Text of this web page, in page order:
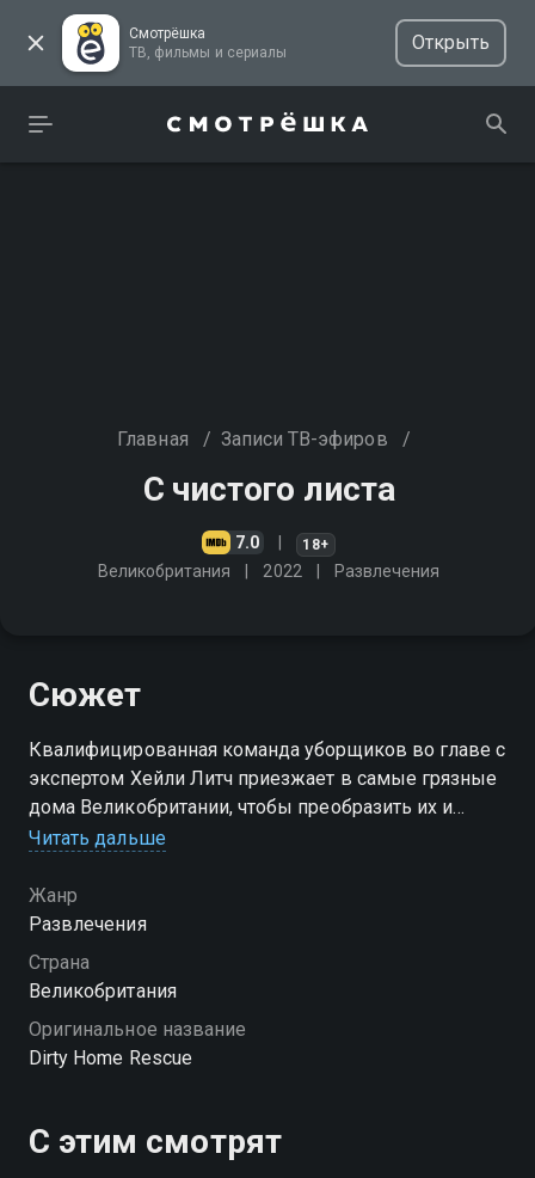
Смотрёшка
ТВ, фильмы и сериалы
Открыть
Главная / Записи ТВ-эфиров /
С чистого листа
7.0 18+
Великобритания 2022 Развлечения
Сюжет
Квалифицированная команда уборщиков во главе с
экспертом Хейли Литч приезжает в самые грязные
дома Великобритании, чтобы преобразить их и
определить привычки, которые приводят к
Читать дальше
Жанр
Развлечения
Страна
Великобритания
Оригинальное название
Dirty Home Rescue
С этим смотрят